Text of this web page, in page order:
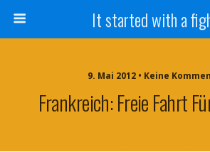
It started with a
9. Mai 2012 • Keine
Frankreich: Freie Fahrt